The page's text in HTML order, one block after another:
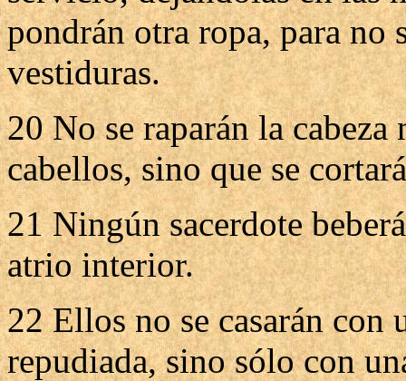
pondrán otra ropa, para no
vestiduras.
20 No se raparán la
cabellos, sino que se
21 Ningún sacerdote
atrio interior.
22 Ellos no se casarán
repudiada, sino sólo con